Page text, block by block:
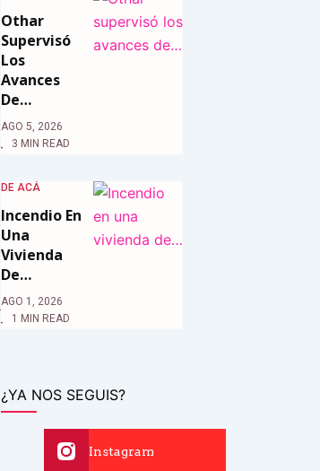
Othar
Supervisó
Los
Avances
De…
AGO 5, 2026
3 MIN READ
DE ACÁ
Incendio En
Una
Vivienda
De…
AGO 1, 2026
1 MIN READ
¿YA NOS SEGUIS?
Instagram